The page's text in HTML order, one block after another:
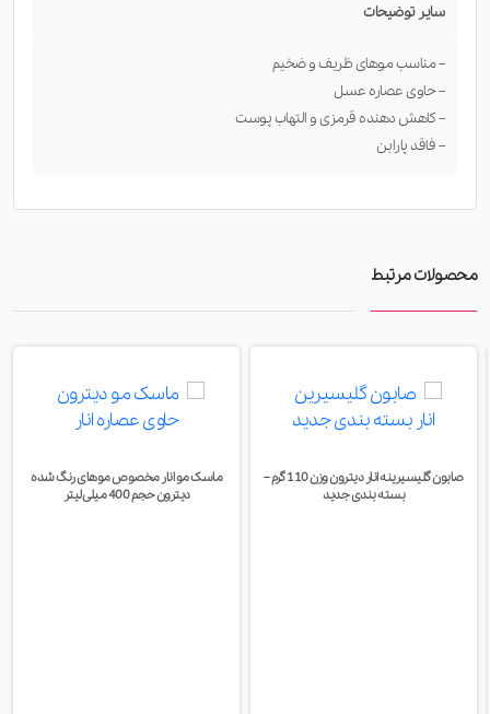
سایر توضیحات
– مناسب موهای ظریف و ضخیم
– حاوی عصاره عسل
– کاهش دهنده قرمزی و التهاب پوست
– فاقد پارابن
محصولات مرتبط
صابون گلیسیرینه انار دیترون وزن 110 گرم –
بسته بندی جدید
ماسک مو انار مخصوص موهای رنگ شده
دیترون حجم 400 میلی لیتر